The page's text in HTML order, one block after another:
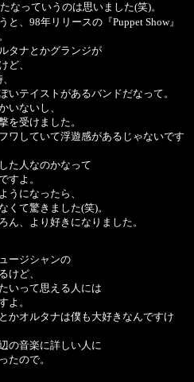
なっていうのは思いました(笑)。
98年リリースの『Puppet Show』
ナとかグランジが
、
イストがあるバンドだなって。
ないし、
受けました。
ていて浮遊感があるじゃないです
人なのかなって
よ。
になったら、
て驚きました(笑)。
より好きになりました。
ジシャンの
ど、
って思える人には
。
ルタナは僕も大好きなんですけ
音楽に詳しい人に
ので。